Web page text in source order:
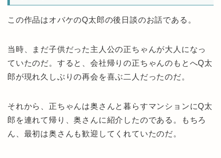
この作品はオバケのQ太郎の後日談のお話である。
当時、まだ子供だった主人公の正ちゃんが大人になっ
ていたのだ。すると、会社帰りの正ちゃんのもとへQ太
郎が現れ久しぶりの再会を喜ぶ二人だったのだ。
それから、正ちゃんは奥さんと暮らすマンションにQ太
郎を連れて帰り、奥さんに紹介したのである。もちろ
ん、最初は奥さんも歓迎してくれていたのだ。